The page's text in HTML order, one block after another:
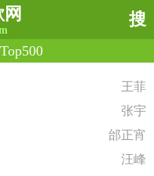
搜
王菲
张宇
邰正宵
汪峰